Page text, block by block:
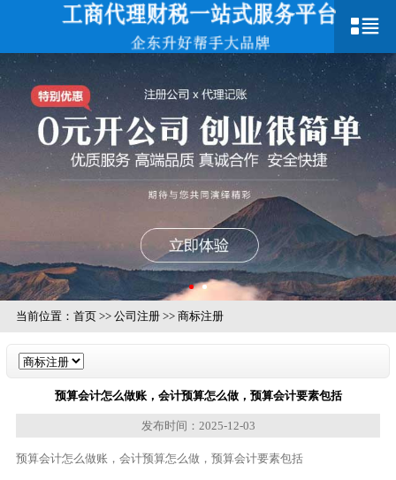
当前位置： 首页>> 公司注册>> 商标注册
预算会计怎么做账，会计预算怎么做，预算会计要素包括
发布时间：2025-12-03
预算会计怎么做账，会计预算怎么做，预算会计要素包括